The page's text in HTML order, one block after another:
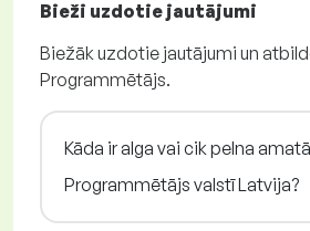
Bieži uzdotie jautājumi
Biežāk uzdotie jautājumi un
Programmētājs.
Kāda ir alga vai cik pelna amatā
Programmētājs valstī Latvija?